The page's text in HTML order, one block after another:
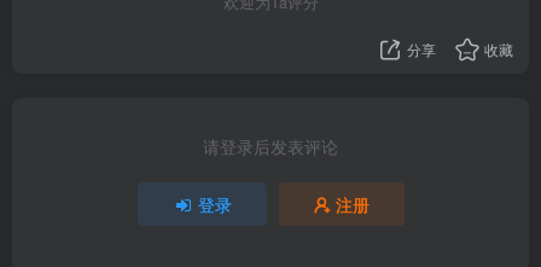
分享 收藏
请登录后发表评论
登录 注册